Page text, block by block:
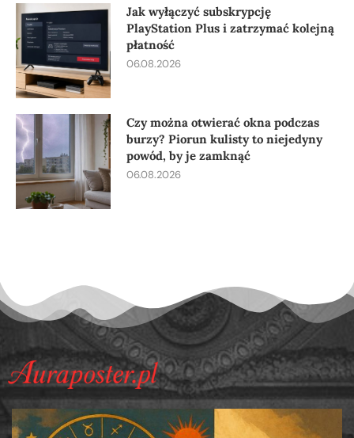
Jak wyłączyć subskrypcję
PlayStation Plus i zatrzymać kolejną
płatność
06.08.2026
Czy można otwierać okna podczas
burzy? Piorun kulisty to niejedyny
powód, by je zamknąć
06.08.2026